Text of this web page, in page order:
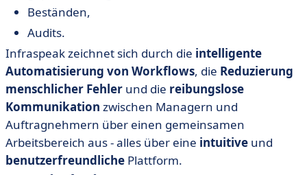
Beständen,
Audits.
Infraspeak zeichnet sich durch die intelligente
Automatisierung von Workflows, die Reduzierung
menschlicher Fehler und die reibungslose
Kommunikation zwischen Managern und
Auftragnehmern über einen gemeinsamen
Arbeitsbereich aus - alles über eine intuitive und
benutzerfreundliche Plattform.